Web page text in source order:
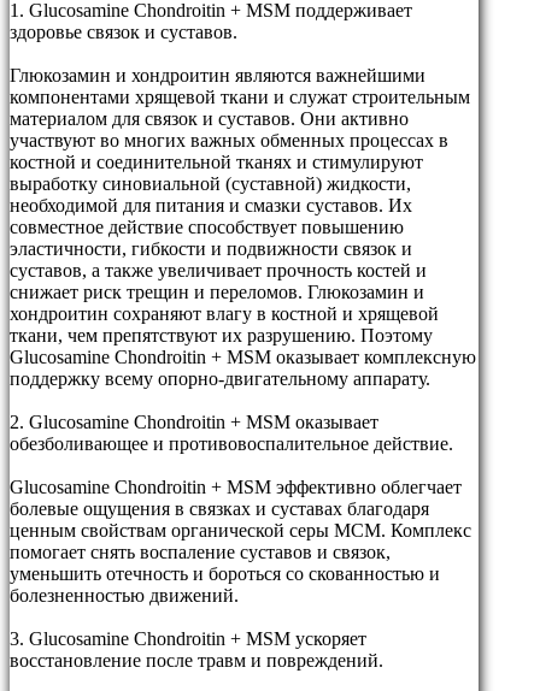
1. Glucosamine Chondroitin + MSM поддерживает
здоровье связок и суставов.
Глюкозамин и хондроитин являются важнейшими
компонентами хрящевой ткани и служат строительным
материалом для связок и суставов. Они активно
участвуют во многих важных обменных процессах в
костной и соединительной тканях и стимулируют
выработку синовиальной (суставной) жидкости,
необходимой для питания и смазки суставов. Их
совместное действие способствует повышению
эластичности, гибкости и подвижности связок и
суставов, а также увеличивает прочность костей и
снижает риск трещин и переломов. Глюкозамин и
хондроитин сохраняют влагу в костной и хрящевой
ткани, чем препятствуют их разрушению. Поэтому
Glucosamine Chondroitin + MSM оказывает комплексную
поддержку всему опорно-двигательному аппарату.
2. Glucosamine Chondroitin + MSM оказывает
обезболивающее и противовоспалительное действие.
Glucosamine Chondroitin + MSM эффективно облегчает
болевые ощущения в связках и суставах благодаря
ценным свойствам органической серы МСМ. Комплекс
помогает снять воспаление суставов и связок,
уменьшить отечность и бороться со скованностью и
болезненностью движений.
3. Glucosamine Chondroitin + MSM ускоряет
восстановление после травм и повреждений.